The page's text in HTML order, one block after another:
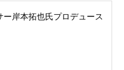
岸本拓也氏プロデュース